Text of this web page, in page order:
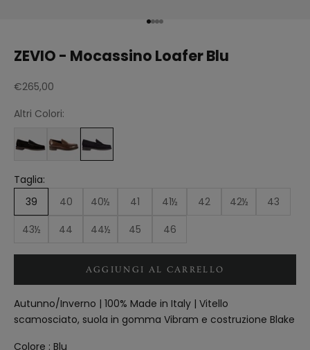
Vai all'articolo 1
Vai all'articolo 2
Vai all'articolo 3
Vai all'articolo 4
ZEVIO - Mocassino Loafer Blu
Prezzo scontato
€265,00
Altri Colori:
Taglia:
39
40 40½ 41 41½ 42 42½
43
43½
44 44½ 45 46
AGGIUNGI AL CARRELLO
Autunno/Inverno | 100% Made in Italy | Vitello
scamosciato, suola in gomma Vibram e costruzione Blake
Colore : Blu